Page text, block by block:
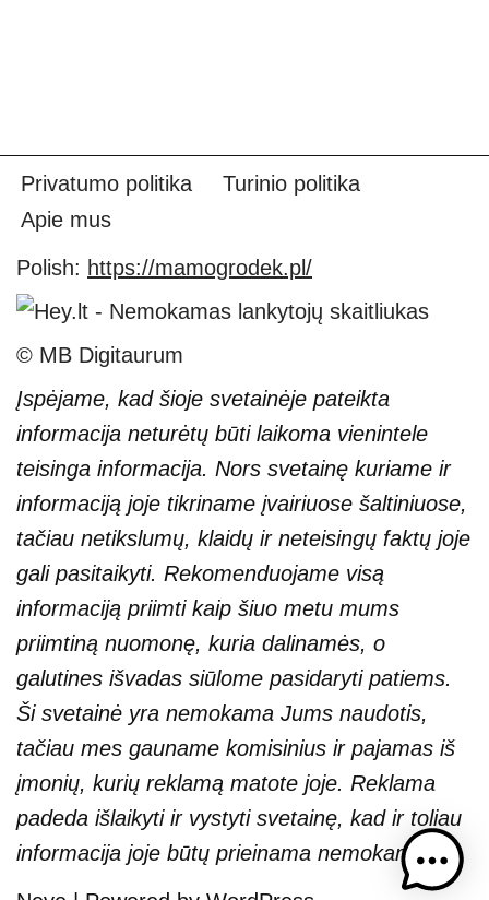
Privatumo politika
Turinio politika
Apie mus
Polish: https://mamogrodek.pl/
© MB Digitaurum
Įspėjame, kad šioje svetainėje pateikta
informacija neturėtų būti laikoma vienintele
teisinga informacija. Nors svetainę kuriame ir
informaciją joje tikriname įvairiuose šaltiniuose,
tačiau netikslumų, klaidų ir neteisingų faktų joje
gali pasitaikyti. Rekomenduojame visą
informaciją priimti kaip šiuo metu mums
priimtiną nuomonę, kuria dalinamės, o
galutines išvadas siūlome pasidaryti patiems.
Ši svetainė yra nemokama Jums naudotis,
tačiau mes gauname komisinius ir pajamas iš
įmonių, kurių reklamą matote joje. Reklama
padeda išlaikyti ir vystyti svetainę, kad ir toliau
informacija joje būtų prieinama nemokamai.